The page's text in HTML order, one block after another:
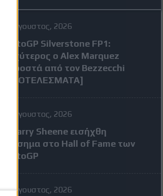
7 Αύγουστος, 2026
MotoGP Silverstone FP1:
Ταχύτερος ο Alex Marquez
μπροστά από τον Bezzecchi
[ΑΠΟΤΕΛΕΣΜΑΤΑ]
7 Αύγουστος, 2026
Ο Barry Sheene εισήχθη
επίσημα στο Hall of Fame των
MotoGP
4 Αύγουστος, 2026